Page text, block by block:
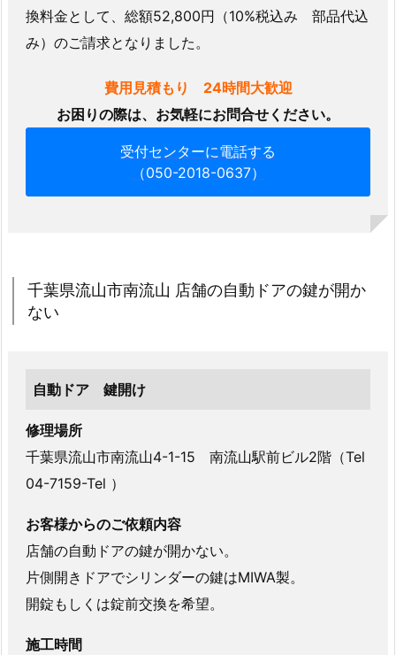
市
入
自
下
鍵
交
2.
5.
埼
県
八
潮
店
舗
換料金として、総額52,800円（10%税込み 部品代込
み）のご請求となりました。
費用見積もり 24時間大歓迎
お困りの際は、お気軽にお問合せください。
受付センターに電話する
（050-2018-0637）
千葉県流山市南流山 店舗の自動ドアの鍵が開か
ない
自動ドア 鍵開け
修理場所
千葉県流山市南流山4-1-15 南流山駅前ビル2階（Tel
04-7159-Tel ）
お客様からのご依頼内容
店舗の自動ドアの鍵が開かない。
片側開きドアでシリンダーの鍵はMIWA製。
開錠もしくは錠前交換を希望。
施工時間